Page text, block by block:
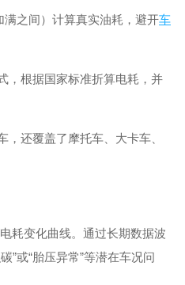
满之间）计算真实油耗，避开车
，根据国家标准折算电耗，并
还覆盖了摩托车、大卡车、
耗变化曲线。通过长期数据波
”或“胎压异常”等潜在车况问